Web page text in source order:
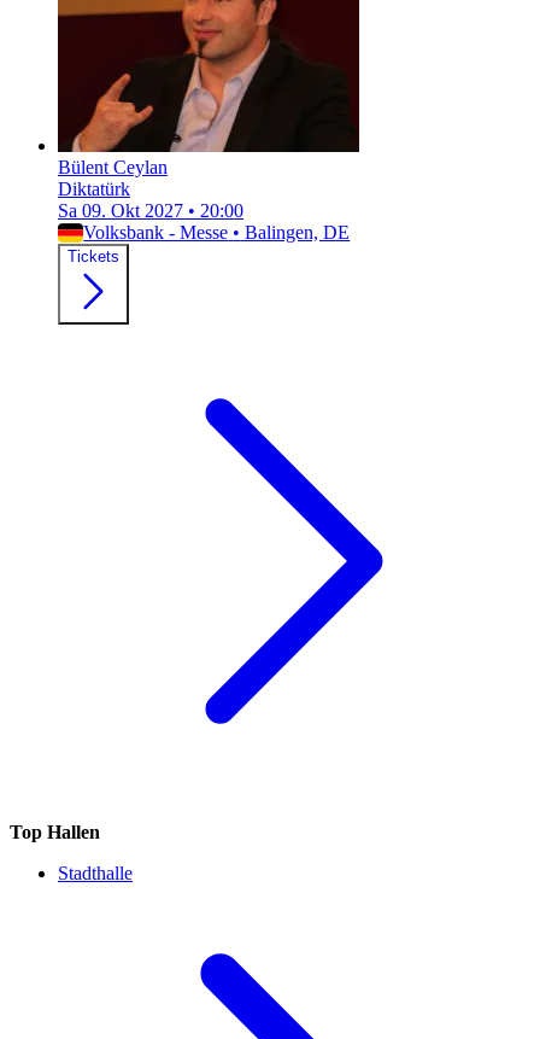
Bülent Ceylan
Diktatürk
Sa 09. Okt 2027 • 20:00
Volksbank - Messe • Balingen, DE
Tickets
Top Hallen
Stadthalle